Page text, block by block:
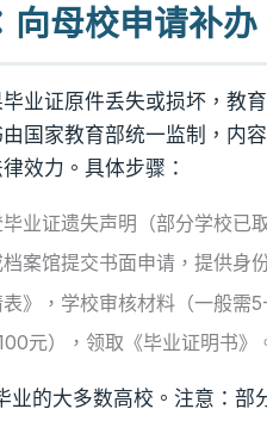
母校申请补办
业证原件丢失或损坏，教
由国家教育部统一监制，内
效力。具体步骤：
业证遗失声明（部分学校已
案馆提交书面申请，提供身
》，学校审核材料（一般需
元），领取《毕业证明书》
业的大多数高校。注意：部